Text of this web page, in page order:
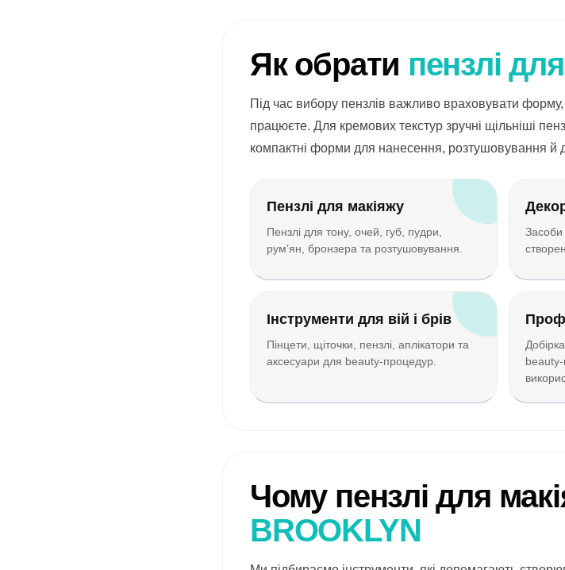
Як обрати пензлі
Під час вибору пензлів важливо враховувати форму,
працюєте. Для кремових текстур зручні щільніші
компактні форми для нанесення, розтушовування й
Пензлі для макіяжу
Пензлі для тону, очей, губ, пудри,
рум’ян, бронзера та розтушовування.
Засоби
Інструменти для вій і брів
Пінцети, щіточки, пензлі, аплікатори та
аксесуари для beauty-процедур.
Чому пензлі для
BROOKLYN